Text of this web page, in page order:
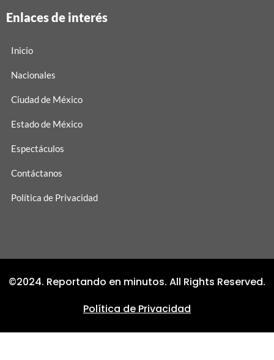
Enlaces de interés
Inicio
Nacionales
Ciudad de México
Estado de México
Espectáculos
Contáctanos
Política de Privacidad
©2024. Reportando en minutos. All Rights Reserved.
Política de Privacidad